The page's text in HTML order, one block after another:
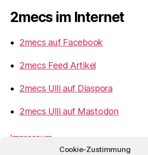
Cookie-Zustimmung
2mecs im Internet
2mecs auf Facebook
2mecs Feed Artikel
2mecs Ulli auf Diaspora
2mecs Ulli auf Mastodon
Impressum